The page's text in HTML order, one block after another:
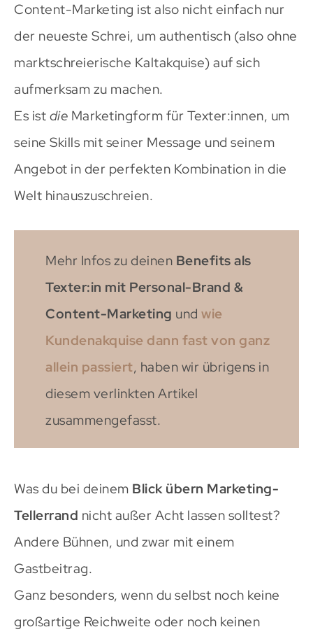
Content-Marketing ist also nicht einfach nur
der neueste Schrei, um authentisch (also ohne
marktschreierische Kaltakquise) auf sich
aufmerksam zu machen.
Es ist die Marketingform für Texter:innen, um
seine Skills mit seiner Message und seinem
Angebot in der perfekten Kombination in die
Welt hinauszuschreien.
Mehr Infos zu deinen Benefits als
Texter:in mit Personal-Brand &
Content-Marketing und wie
Kundenakquise dann fast von ganz
allein passiert, haben wir übrigens in
diesem verlinkten Artikel
zusammengefasst.
Was du bei deinem Blick übern Marketing-
Tellerrand nicht außer Acht lassen solltest?
Andere Bühnen, und zwar mit einem
Gastbeitrag.
Ganz besonders, wenn du selbst noch keine
großartige Reichweite oder noch keinen